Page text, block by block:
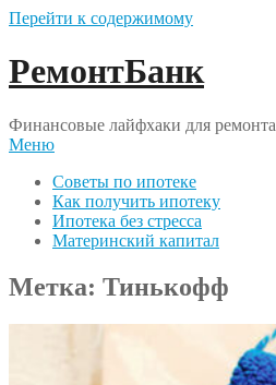
Перейти к содержимому
РемонтБанк
Финансовые лайфхаки для ремонта
Меню
Советы по ипотеке
Как получить ипотеку
Ипотека без стресса
Материнский капитал
Метка: Тинькофф